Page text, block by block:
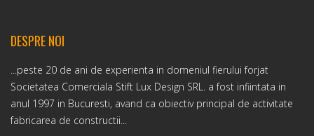
DESPRE NOI
...peste 20 de ani de experienta in domeniul fierului forjat
Societatea Comerciala Stift Lux Design SRL. a fost infiintata in
anul 1997 in Bucuresti, avand ca obiectiv principal de activitate
fabricarea de constructii...